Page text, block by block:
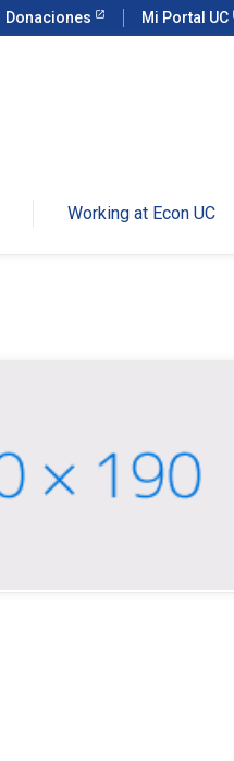
Donaciones Mi Portal UC
Working at Econ UC